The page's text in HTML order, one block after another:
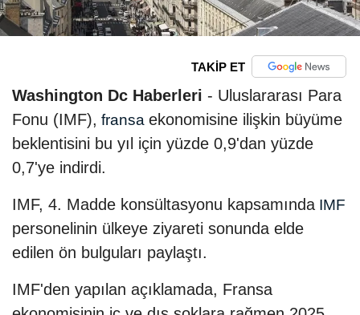
TAKİP ET
Washington Dc Haberleri - Uluslararası Para
Fonu (IMF), fransa ekonomisine ilişkin büyüme
beklentisini bu yıl için yüzde 0,9'dan yüzde
0,7'ye indirdi.
IMF, 4. Madde konsültasyonu kapsamındaIMF
personelinin ülkeye ziyareti sonunda elde
edilen ön bulguları paylaştı.
IMF'den yapılan açıklamada, Fransa